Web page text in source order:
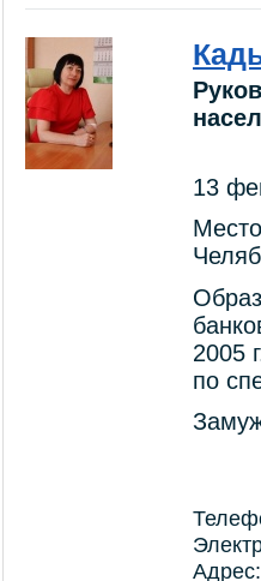
13
2005
по